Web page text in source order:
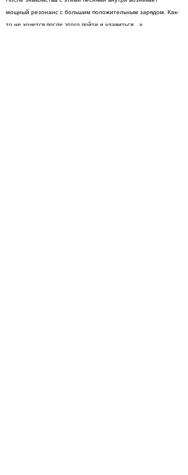
мощный резонанс с большим положительным зарядом. Как-
то не хочется после этого пойти и удавиться…»